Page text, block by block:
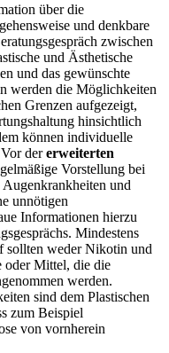
über die
und denkbare
zwischen
und Ästhetische
und das gewünschte
werden die Möglichkeiten
Grenzen aufgezeigt,
hinsichtlich
können individuelle
dererweiterten
Vorstellung bei
und
unnötigen
Informationen hierzu
Mindestens
sollten weder Nikotin und
oder Mittel, die die
werden.
sind dem Plastischen
zum Beispiel
von vornherein